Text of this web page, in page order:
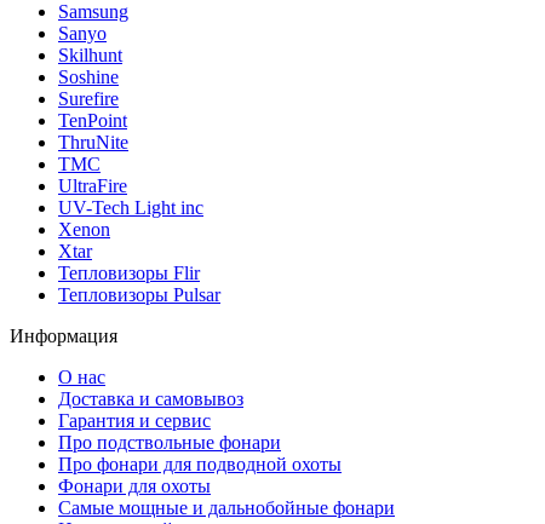
Samsung
Sanyo
Skilhunt
Soshine
Surefire
TenPoint
ThruNite
TMC
UltraFire
UV-Tech Light inc
Xenon
Xtar
Тепловизоры Flir
Тепловизоры Pulsar
Информация
О нас
Доставка и самовывоз
Гарантия и сервис
Про подствольные фонари
Про фонари для подводной охоты
Фонари для охоты
Самые мощные и дальнобойные фонари